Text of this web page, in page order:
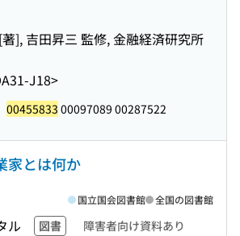
], 吉田昇三 監修, 金融経済研究所
J18>
00455833 00097089 00287522
家とは何か
ル 図書 障害者向け資料あり
国立国会図書館 全国の図書館